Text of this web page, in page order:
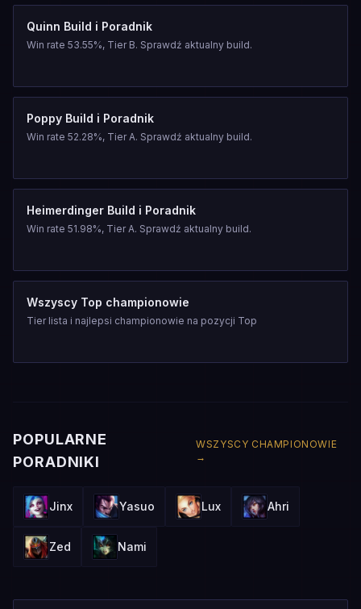
Quinn Build i Poradnik
Win rate 53.55%, Tier B. Sprawdź aktualny build.
Poppy Build i Poradnik
Win rate 52.28%, Tier A. Sprawdź aktualny build.
Heimerdinger Build i Poradnik
Win rate 51.98%, Tier A. Sprawdź aktualny build.
Wszyscy Top championowie
Tier lista i najlepsi championowie na pozycji Top
POPULARNE
PORADNIKI
WSZYSCY CHAMPIONOWIE
→
Jinx Yasuo Lux Ahri
Zed Nami